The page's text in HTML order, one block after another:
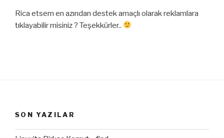
Rica etsem en azından destek amaçlı olarak reklamlara
tıklayabilir misiniz ? Teşekkürler..
SON YAZILAR